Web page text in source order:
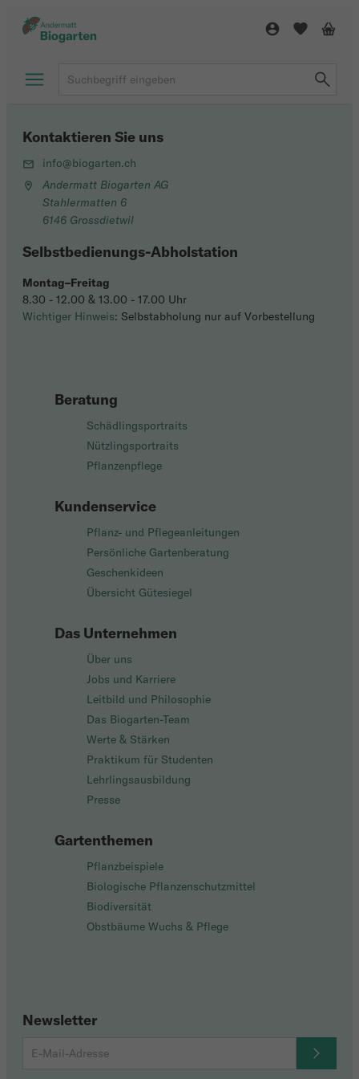
Beratung
Schädlingsportraits
Nützlingsportraits
Pflanzenpflege
Kundenservice
Pflanz- und Pflegeanleitungen
Persönliche Gartenberatung
Geschenkideen
Übersicht Gütesiegel
Das Unternehmen
Über uns
Jobs und Karriere
Leitbild und Philosophie
Das Biogarten-Team
Werte & Stärken
Praktikum für Studenten
Lehrlingsausbildung
Presse
Gartenthemen
Pflanzbeispiele
Biologische Pflanzenschutzmittel
Biodiversität
Obstbäume Wuchs & Pflege
Newsletter
Kontaktieren Sie uns
info@biogarten.ch
Andermatt Biogarten AG
Stahlermatten 6
6146 Grossdietwil
Selbstbedienungs-Abholstation
Montag–Freitag
8.30 - 12.00 & 13.00 - 17.00 Uhr
Wichtiger Hinweis: Selbstabholung nur auf Vorbestellung